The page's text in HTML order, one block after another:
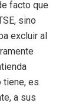
facto que
sino
excluir al
tiene, es
a sus